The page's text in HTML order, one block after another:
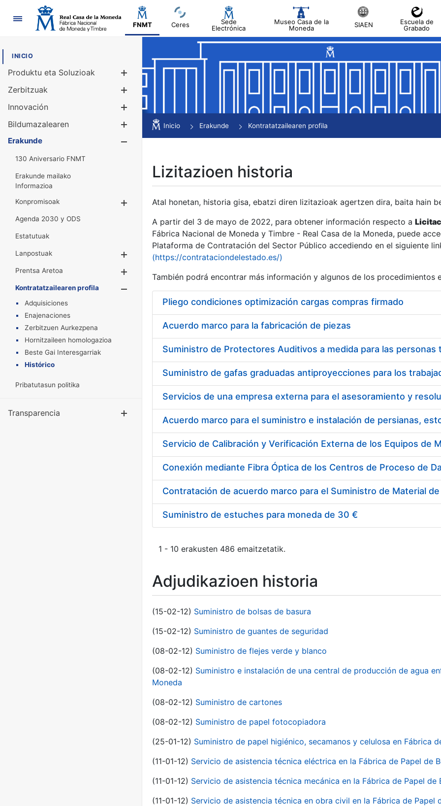
Nabigazioa
FNMT Ceres
Sede
Electrónica
Museo Casa de la
Moneda
SIAEN
Escuela de
Grabado
INICIO
Produktu eta Soluzioak
Erakutsi/Ezkutatu
Zerbitzuak
Innovación
Bildumazalearen
Erakutsi/Ezkutatu
Erakunde
130 Aniversario FNMT
Erakunde mailako
Informazioa
Konpromisoak
Erakutsi/Ezkutatu
Agenda 2030 y ODS
Estatutuak
Lanpostuak
Erakutsi/Ezkutatu
Prentsa Aretoa
Erakutsi/Ezkutatu
Kontratatzailearen profila
Erakutsi/Ezkutatu
Adquisiciones
Enajenaciones
Zerbitzuen Aurkezpena
Hornitzaileen homologazioa
Beste Gai Interesgarriak
Histórico
Pribatutasun politika
Transparencia Erakutsi/Ezkutatu
Inicio Erakunde Kontratatzailearen profila
Lizitazioen historia
Atal honetan, historia gisa, ebatzi diren lizitazioak agertzen dira, baita hain
A partir del 3 de mayo de 2022, para obtener información respecto a
Fábrica Nacional de Moneda y Timbre - Real Casa de la Moneda, puede
Plataforma de Contratación del Sector Público accediendo en el siguiente
(https://contrataciondelestado.es/)
También podrá encontrar más información y algunos de los procedimientos
Pliego condiciones optimización cargas compras firmado
Acuerdo marco para la fabricación de piezas
Acuerdo marco para el suministro e instalación de persianas,
Suministro de estuches para moneda de 30 €
1 - 10 erakusten 486 emaitzetatik.
Adjudikazioen historia
(15-02-12) Suministro de bolsas de basura
(15-02-12) Suministro de guantes de seguridad
(08-02-12) Suministro de flejes verde y blanco
(08-02-12) Suministro e instalación de una central de producción de agua
Moneda
(08-02-12) Suministro de cartones
(08-02-12) Suministro de papel fotocopiadora
(25-01-12) Suministro de papel higiénico, secamanos y celulosa en Fábrica
(11-01-12) Servicio de asistencia técnica eléctrica en la Fábrica de Papel de
(11-01-12) Servicio de asistencia técnica mecánica en la Fábrica de Papel de
(11-01-12) Servicio de asistencia técnica en obra civil en la Fábrica de Papel